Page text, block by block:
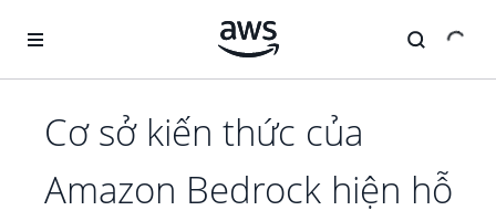
Cơ sở kiến thức của
Amazon Bedrock hiện hỗ